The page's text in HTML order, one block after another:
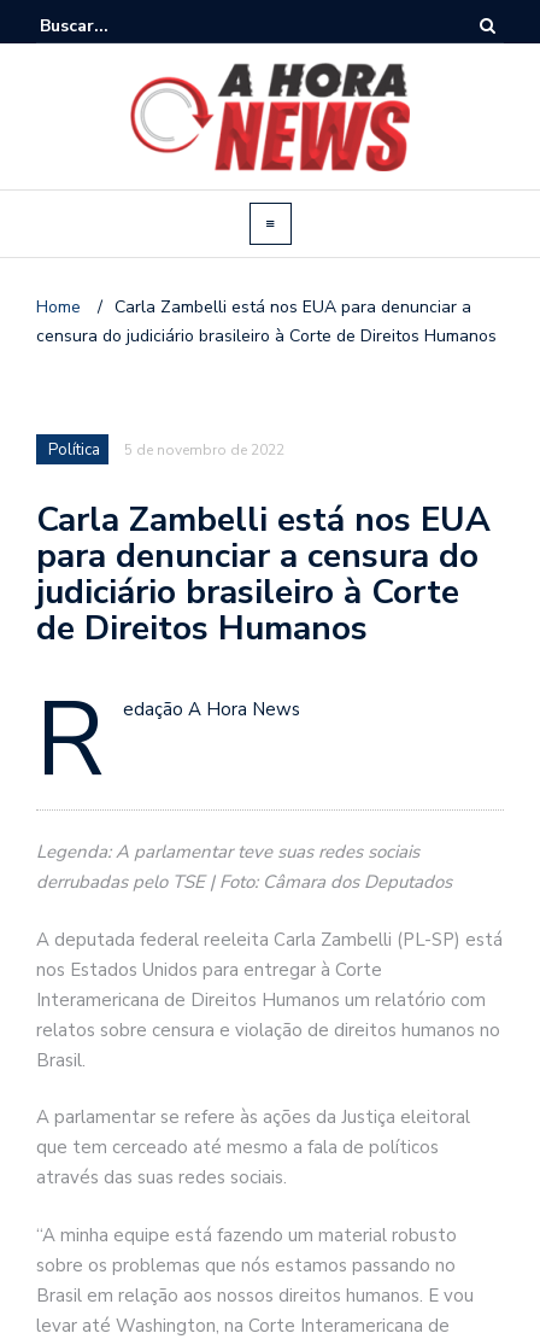
Home / Carla Zambelli está nos EUA para denunciar a
censura do judiciário brasileiro à Corte de Direitos Humanos
Política 5 de novembro de 2022
Carla Zambelli está nos EUA
para denunciar a censura do
judiciário brasileiro à Corte
de Direitos Humanos
R edação A Hora News
Legenda: A parlamentar teve suas redes sociais
derrubadas pelo TSE | Foto: Câmara dos Deputados
A deputada federal reeleita Carla Zambelli (PL-SP) está
nos Estados Unidos para entregar à Corte
Interamericana de Direitos Humanos um relatório com
relatos sobre censura e violação de direitos humanos no
Brasil.
A parlamentar se refere às ações da Justiça eleitoral
que tem cerceado até mesmo a fala de políticos
através das suas redes sociais.
“A minha equipe está fazendo um material robusto
sobre os problemas que nós estamos passando no
Brasil em relação aos nossos direitos humanos. E vou
levar até Washington, na Corte Interamericana de